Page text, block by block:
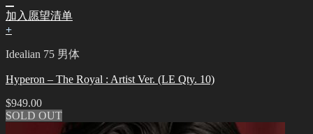
加入愿望清单
+
Idealian 75 男体
Hyperon – The Royal : Artist Ver. (LE Qty. 10)
$949.00
SOLD OUT